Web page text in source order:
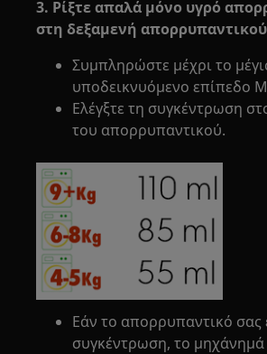
3. Ρίξτε απαλά μόνο υγρό
στη δεξαμενή
Συμπληρώστε μέχρι το
υποδεικνυόμενο επίπεδο
Ελέγξτε τη συγκέντρωση
του απορρυπαντικού.
Εάν το απορρυπαντικό σας
συγκέντρωση, το μηχάνημά